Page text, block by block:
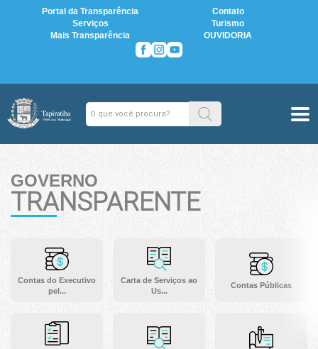
Portal da Transparência
Contato
Serviços
Turismo
Mais Transparência
OUVIDORIA
GOVERNO
TRANSPARENTE
Contas do Executivo
pel...
Carta de Serviços ao
Us...
Contas Públicas